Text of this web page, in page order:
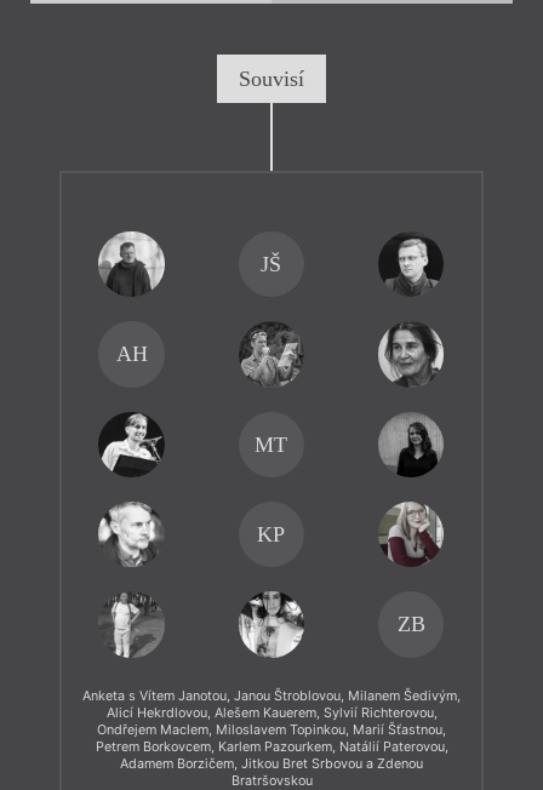
Souvisí
JŠ
AH
MT
KP
ZB
Anketa s Vítem Janotou, Janou Štroblovou, Milanem Šedivým,
Alicí Hekrdlovou, Alešem Kauerem, Sylvií Richterovou,
Ondřejem Maclem, Miloslavem Topinkou, Marií Šťastnou,
Petrem Borkovcem, Karlem Pazourkem, Natálií Paterovou,
Adamem Borzičem, Jitkou Bret Srbovou a Zdenou
Bratršovskou